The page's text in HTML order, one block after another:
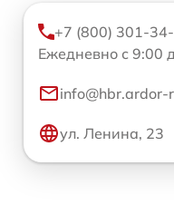
+7 (800) 301-
Ежедневно с 9:00
ул. Ленина, 23